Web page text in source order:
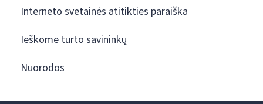
Interneto svetainės atitikties paraiška
Ieškome turto savininkų
Nuorodos